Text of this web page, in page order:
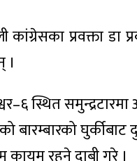
कांग्रेसका प्रवक्ता
।
स्थित
बारम्बारको